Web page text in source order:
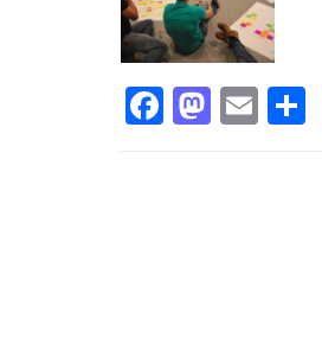
Facebook